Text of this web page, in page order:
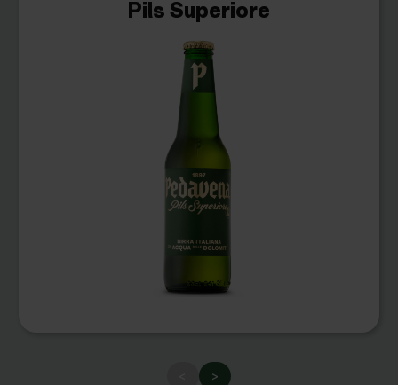
Pils Superiore
>